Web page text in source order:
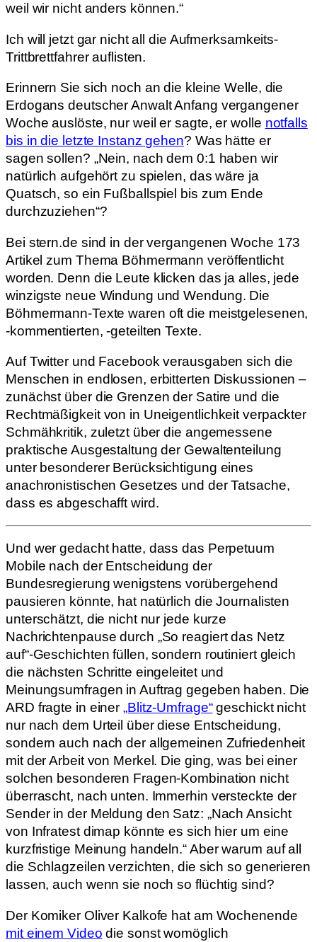
weil wir nicht anders können.“
Ich will jetzt gar nicht all die Aufmerksamkeits-
Trittbrettfahrer auflisten.
Erinnern Sie sich noch an die kleine Welle, die
Erdogans deutscher Anwalt Anfang vergangener
Woche auslöste, nur weil er sagte, er wolle notfalls
bis in die letzte Instanz gehen? Was hätte er
sagen sollen? „Nein, nach dem 0:1 haben wir
natürlich aufgehört zu spielen, das wäre ja
Quatsch, so ein Fußballspiel bis zum Ende
durchzuziehen“?
Bei stern.de sind in der vergangenen Woche 173
Artikel zum Thema Böhmermann veröffentlicht
worden. Denn die Leute klicken das ja alles, jede
winzigste neue Windung und Wendung. Die
Böhmermann-Texte waren oft die meistgelesenen,
-kommentierten, -geteilten Texte.
Auf Twitter und Facebook verausgaben sich die
Menschen in endlosen, erbitterten Diskussionen –
zunächst über die Grenzen der Satire und die
Rechtmäßigkeit von in Uneigentlichkeit verpackter
Schmähkritik, zuletzt über die angemessene
praktische Ausgestaltung der Gewaltenteilung
unter besonderer Berücksichtigung eines
anachronistischen Gesetzes und der Tatsache,
dass es abgeschafft wird.
Und wer gedacht hatte, dass das Perpetuum
Mobile nach der Entscheidung der
Bundesregierung wenigstens vorübergehend
pausieren könnte, hat natürlich die Journalisten
unterschätzt, die nicht nur jede kurze
Nachrichtenpause durch „So reagiert das Netz
auf“-Geschichten füllen, sondern routiniert gleich
die nächsten Schritte eingeleitet und
Meinungsumfragen in Auftrag gegeben haben. Die
ARD fragte in einer „Blitz-Umfrage“geschickt nicht
nur nach dem Urteil über diese Entscheidung,
sondern auch nach der allgemeinen Zufriedenheit
mit der Arbeit von Merkel. Die ging, was bei einer
solchen besonderen Fragen-Kombination nicht
überrascht, nach unten. Immerhin versteckte der
Sender in der Meldung den Satz: „Nach Ansicht
von Infratest dimap könnte es sich hier um eine
kurzfristige Meinung handeln.“ Aber warum auf all
die Schlagzeilen verzichten, die sich so generieren
lassen, auch wenn sie noch so flüchtig sind?
Der Komiker Oliver Kalkofe hat am Wochenende
mit einem Video die sonst womöglich